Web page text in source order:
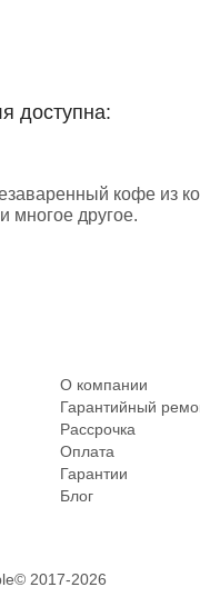
доступна:
кофе из
многое другое.
О компании
Гарантийный
Рассрочка
Оплата
Гарантии
Блог
2017-2026